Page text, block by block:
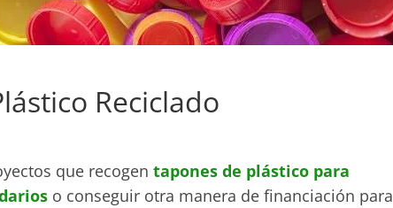
Reciclado
que recogen tapones de plástico para
o conseguir otra manera de financiación para